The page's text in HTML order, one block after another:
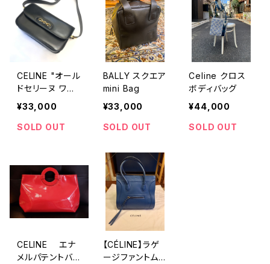
CELINE "オール
ドセリーヌ ワン
ショルダーフラッ
プバッグ"
¥33,000
SOLD OUT
BALLY スクエア
mini Bag
¥33,000
SOLD OUT
Celine クロス
ボディバッグ
¥44,000
SOLD OUT
CELINE エナ
メルパテントバッ
【CÉLINE】ラゲ
ージファントム